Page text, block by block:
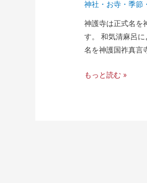
神社・お寺 ・季節
神護寺は正式名を
す。 和気清麻呂
名を神護国祚真言
もっと読む »